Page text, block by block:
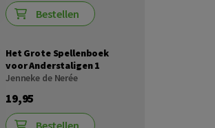
Bestellen
Het Grote Spellenboek
voor Anderstaligen 1
Jenneke de Nerée
19,95
Bestellen